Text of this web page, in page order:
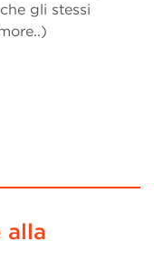
gli stessi
alla